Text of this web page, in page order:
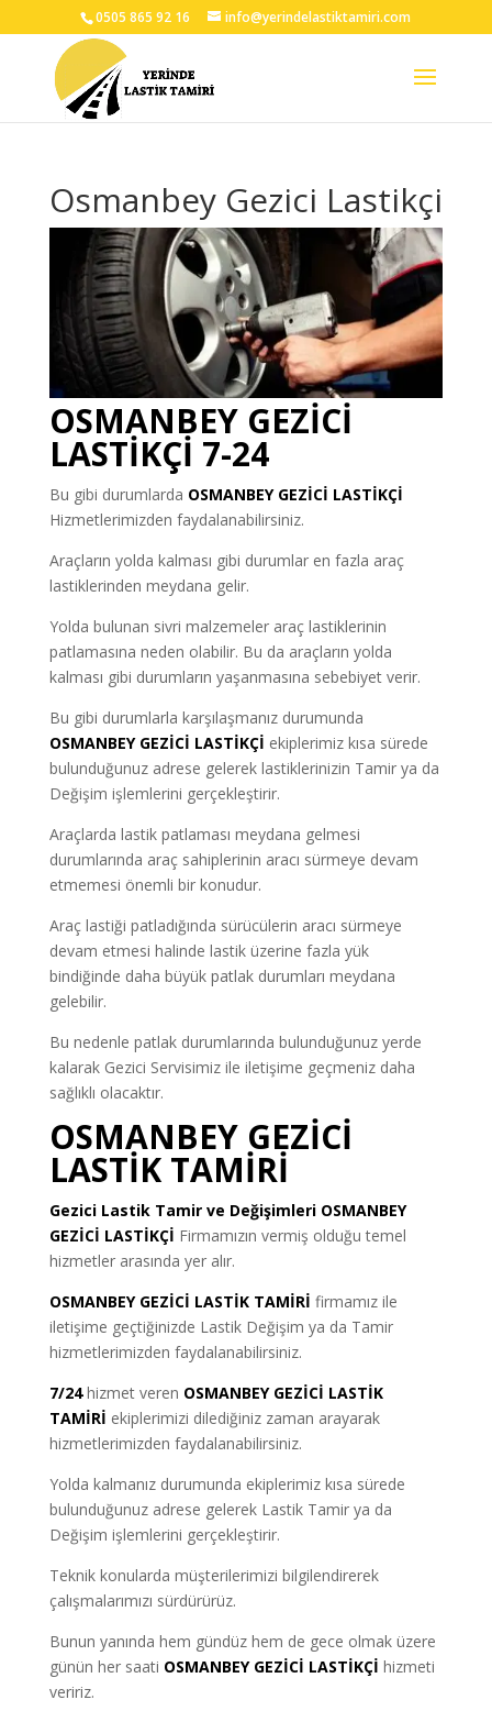
0505 865 92 16 info@yerindelastiktamiri.com
Osmanbey Gezici Lastikçi
OSMANBEY GEZİCİ
LASTİKÇİ 7-24
Bu gibi durumlarda OSMANBEY GEZİCİ LASTİKÇİ
Hizmetlerimizden faydalanabilirsiniz.
Araçların yolda kalması gibi durumlar en fazla araç
lastiklerinden meydana gelir.
Yolda bulunan sivri malzemeler araç lastiklerinin
patlamasına neden olabilir. Bu da araçların yolda
kalması gibi durumların yaşanmasına sebebiyet verir.
Bu gibi durumlarla karşılaşmanız durumunda
OSMANBEY GEZİCİ LASTİKÇİ ekiplerimiz kısa sürede
bulunduğunuz adrese gelerek lastiklerinizin Tamir ya da
Değişim işlemlerini gerçekleştirir.
Araçlarda lastik patlaması meydana gelmesi
durumlarında araç sahiplerinin aracı sürmeye devam
etmemesi önemli bir konudur.
Araç lastiği patladığında sürücülerin aracı sürmeye
devam etmesi halinde lastik üzerine fazla yük
bindiğinde daha büyük patlak durumları meydana
gelebilir.
Bu nedenle patlak durumlarında bulunduğunuz yerde
kalarak Gezici Servisimiz ile iletişime geçmeniz daha
sağlıklı olacaktır.
OSMANBEY GEZİCİ
LASTİK TAMİRİ
Gezici Lastik Tamir ve Değişimleri OSMANBEY
GEZİCİ LASTİKÇİ Firmamızın vermiş olduğu temel
hizmetler arasında yer alır.
OSMANBEY GEZİCİ LASTİK TAMİRİ firmamız ile
iletişime geçtiğinizde Lastik Değişim ya da Tamir
hizmetlerimizden faydalanabilirsiniz.
7/24hizmet veren OSMANBEY GEZİCİ LASTİK
TAMİRİ ekiplerimizi dilediğiniz zaman arayarak
hizmetlerimizden faydalanabilirsiniz.
Yolda kalmanız durumunda ekiplerimiz kısa sürede
bulunduğunuz adrese gelerek Lastik Tamir ya da
Değişim işlemlerini gerçekleştirir.
Teknik konularda müşterilerimizi bilgilendirerek
çalışmalarımızı sürdürürüz.
Bunun yanında hem gündüz hem de gece olmak üzere
günün her saati OSMANBEY GEZİCİ LASTİKÇİ hizmeti
veririz.